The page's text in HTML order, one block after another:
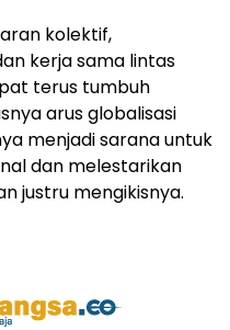
kolektif,
kerja sama lintas
terus tumbuh
arus globalisasi
menjadi sarana untuk
dan melestarikan
justru mengikisnya.